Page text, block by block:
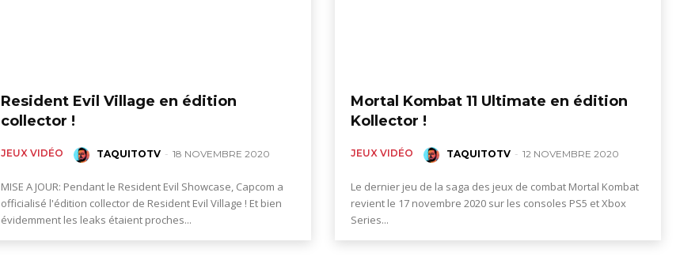
Resident Evil Village en édition
collector !
JEUX VIDÉO TAQUITOTV - 18 NOVEMBRE 2020
MISE A JOUR: Pendant le Resident Evil Showcase, Capcom a
officialisé l'édition collector de Resident Evil Village ! Et bien
évidemment les leaks étaient proches...
Mortal Kombat 11 Ultimate en édition
Kollector !
JEUX VIDÉO TAQUITOTV - 12 NOVEMBRE 2020
Le dernier jeu de la saga des jeux de combat Mortal Kombat
revient le 17 novembre 2020 sur les consoles PS5 et Xbox
Series...